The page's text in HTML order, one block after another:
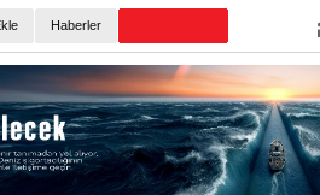
Haberler